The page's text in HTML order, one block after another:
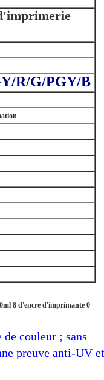
R/G/PGY/B
couleur ; sans
preuve anti-UV